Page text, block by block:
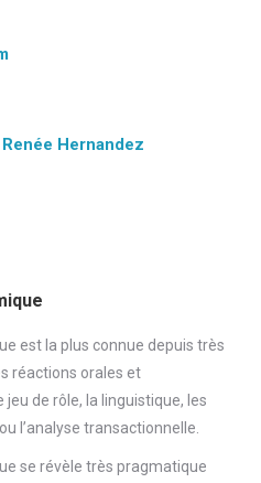
Hernandez
est la plus connue depuis très
réactions orales et
de rôle, la linguistique, les
l’analyse transactionnelle.
se révèle très pragmatique